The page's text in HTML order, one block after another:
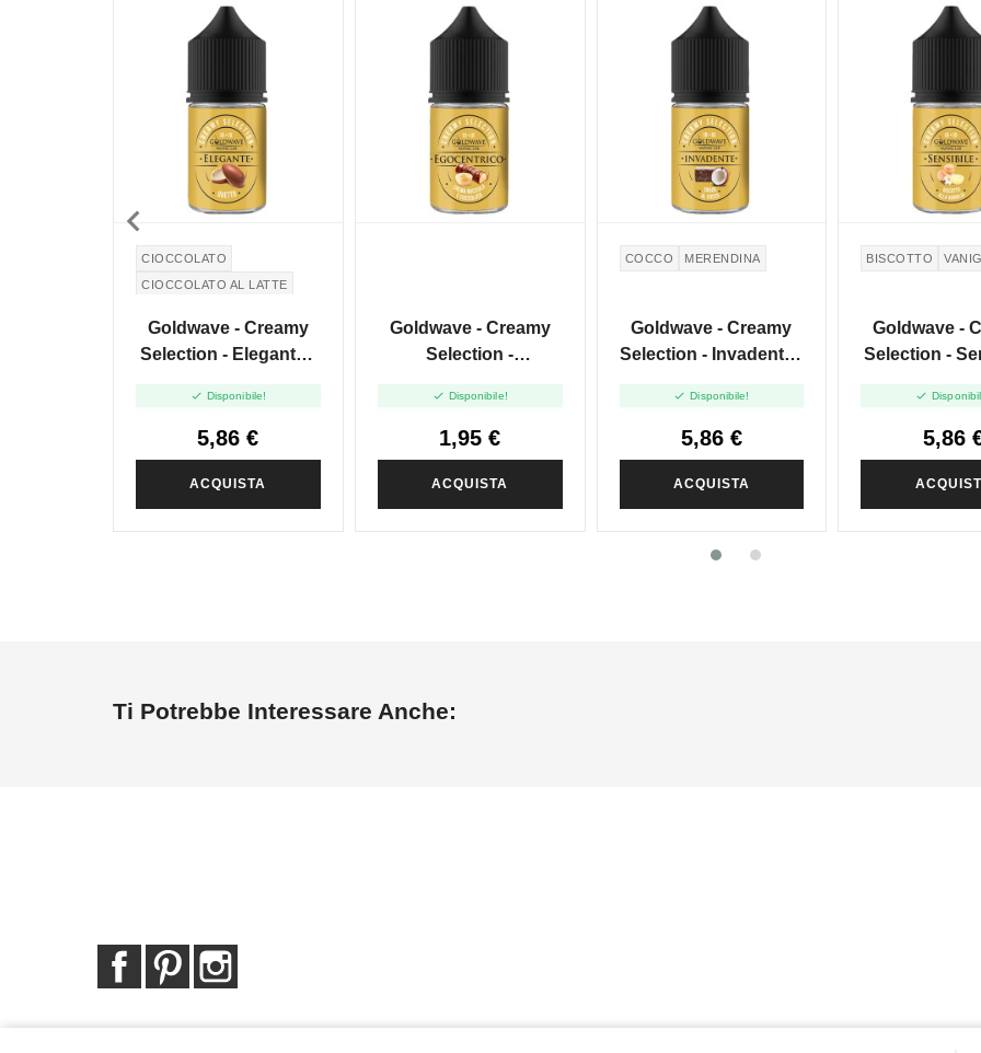
CIOCCOLATO
CIOCCOLATO AL LATTE
Goldwave - Creamy
Selection - Elegante -
 Disponibile!
5,86 €
ACQUISTA
Goldwave - Creamy
Selection -
Shot 10+10
 Disponibile!
1,95 €
ACQUISTA
COCCO MERENDINA
Goldwave - Creamy
Selection - Invadente -
 Disponibile!
5,86 €
ACQUISTA
BISCOTTO
Goldwave -
Selection -

5,86

Ti Potrebbe Interessare Anche:
FacebookPinterest